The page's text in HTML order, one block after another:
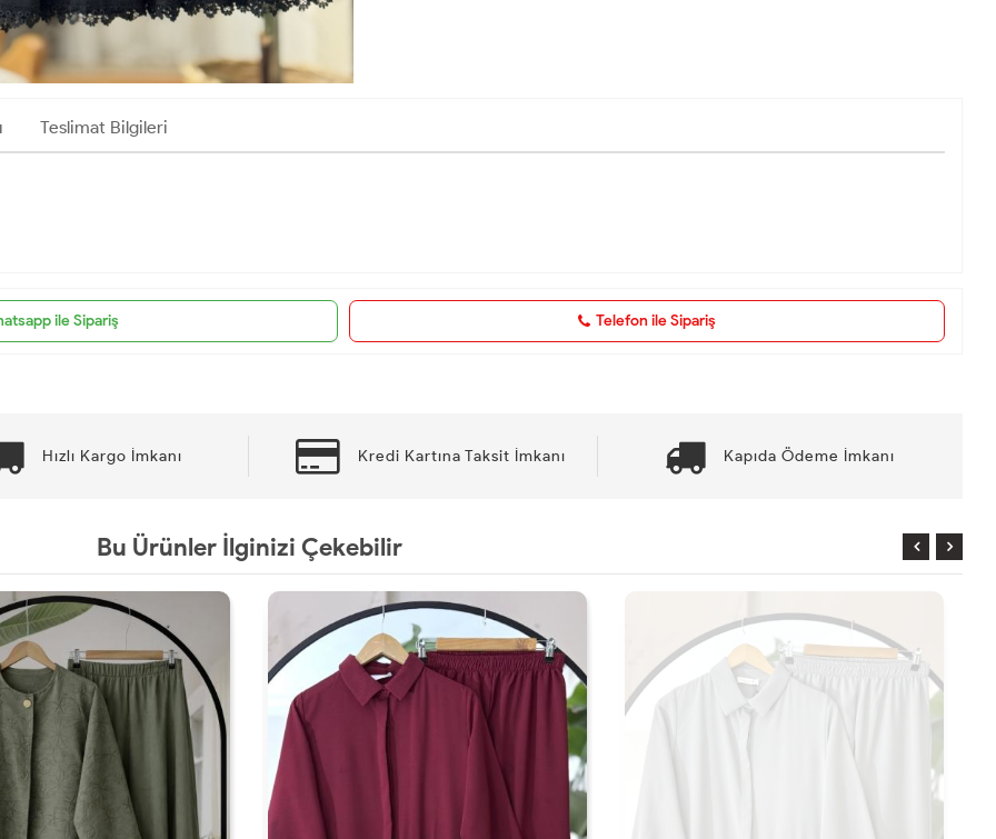
Teslimat Bilgileri
ile Sipariş Telefon ile Sipariş
Hızlı Kargo İmkanı Kredi Kartına Taksit İmkanı Kapıda Ödeme İmkanı
Bu Ürünler İlginizi Çekebilir